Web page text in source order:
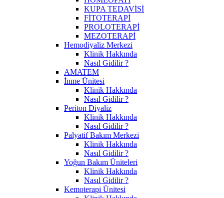
KUPA TEDAVİSİ
FİTOTERAPİ
PROLOTERAPİ
MEZOTERAPİ
Hemodiyaliz Merkezi
Klinik Hakkında
Nasıl Gidilir ?
AMATEM
İnme Ünitesi
Klinik Hakkında
Nasıl Gidilir ?
Periton Diyaliz
Klinik Hakkında
Nasıl Gidilir ?
Palyatif Bakım Merkezi
Klinik Hakkında
Nasıl Gidilir ?
Yoğun Bakım Üniteleri
Klinik Hakkında
Nasıl Gidilir ?
Kemoterapi Ünitesi